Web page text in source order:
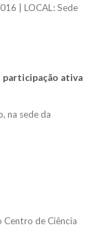
| LOCAL: Sede
participação ativa
na sede da
de Ciência